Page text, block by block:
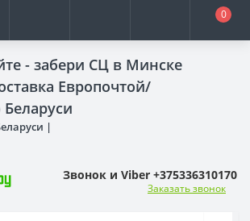
- забери СЦ в Минске
Европочтой/
|
0
Звонок и Viber +375336310170
Заказать звонок